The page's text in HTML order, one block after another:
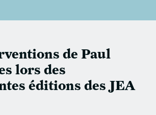
de Paul
lors des
éditions des JEA